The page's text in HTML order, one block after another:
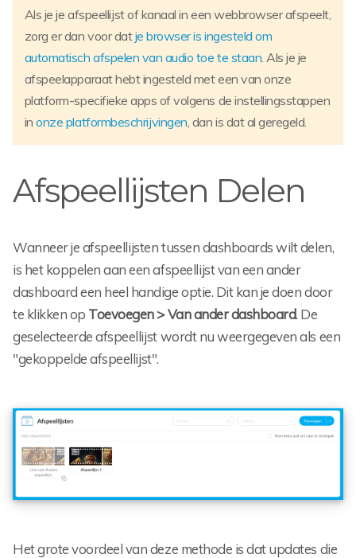
Als je je afspeellijst of kanaal in een webbrowser afspeelt,
zorg er dan voor datje browser is ingesteld om
automatisch afspelen van audio toe te staan . Als je je
afspeelapparaat hebt ingesteld met een van onze
platform-specifieke apps of volgens de instellingsstappen
inonze platformbeschrijvingen , dan is dat al geregeld.
Afspeellijsten Delen
Wanneer je afspeellijsten tussen dashboards wilt delen,
is het koppelen aan een afspeellijst van een ander
dashboard een heel handige optie. Dit kan je doen door
te klikken op Toevoegen > Van ander dashboard. De
geselecteerde afspeellijst wordt nu weergegeven als een
"gekoppelde afspeellijst".
Het grote voordeel van deze methode is dat updates die